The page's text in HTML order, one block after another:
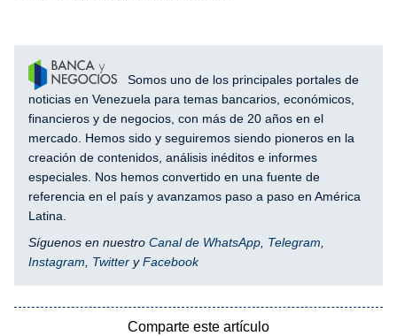
Somos uno de los principales portales de
noticias en Venezuela para temas bancarios, económicos,
financieros y de negocios, con más de 20 años en el
mercado. Hemos sido y seguiremos siendo pioneros en la
creación de contenidos, análisis inéditos e informes
especiales. Nos hemos convertido en una fuente de
referencia en el país y avanzamos paso a paso en América
Latina.
Síguenos en nuestro Canal de WhatsApp, Telegram,
Instagram, Twitter yFacebook
Comparte este artículo